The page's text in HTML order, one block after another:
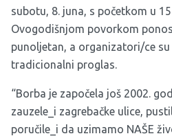
subotu, 8. juna, s početkom u
Ovogodišnjom povorkom
punoljetan, a organizatori/ce
tradicionalni proglas.
“Borba je započela još 2002.
zauzele_i zagrebačke ulice,
poručile_i da uzimamo NAŠE